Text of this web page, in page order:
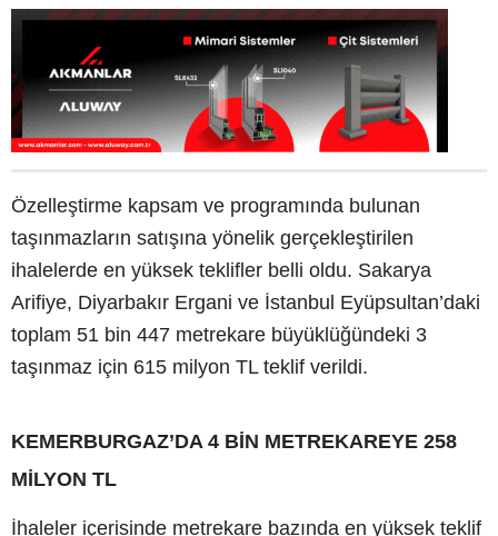
Özelleştirme kapsam ve programında bulunan
taşınmazların satışına yönelik gerçekleştirilen
ihalelerde en yüksek teklifler belli oldu. Sakarya
Arifiye, Diyarbakır Ergani ve İstanbul Eyüpsultan’daki
toplam 51 bin 447 metrekare büyüklüğündeki 3
taşınmaz için 615 milyon TL teklif verildi.
KEMERBURGAZ’DA 4 BİN METREKAREYE 258
MİLYON TL
İhaleler içerisinde metrekare bazında en yüksek teklif